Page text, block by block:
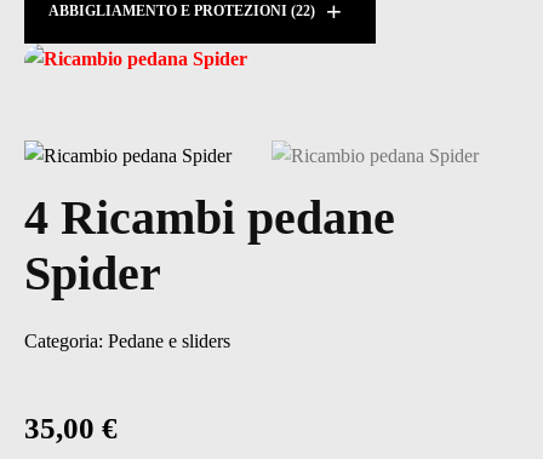
ABBIGLIAMENTO E PROTEZIONI (22) +
4 Ricambi pedane
Spider
Categoria: Pedane e sliders
35,00 €